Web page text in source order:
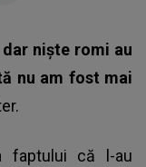
dar niște romi au
nu am fost mai
faptului că l-au